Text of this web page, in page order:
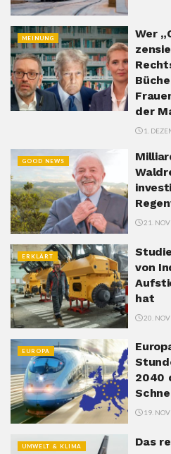
MEINUNG
Wer
der
1.
GOOD NEWS
21.
ERKLÄRT
von
hat
20.
EUROPA
2040
19.
UMWELT & KLIMA
Das